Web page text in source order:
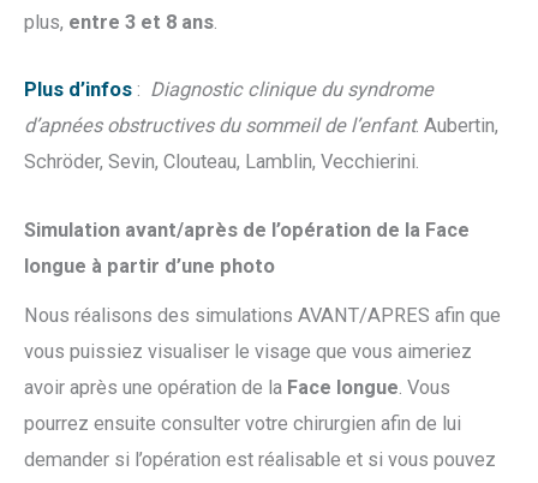
plus, entre 3 et 8 ans.
Plus d’infos : Diagnostic clinique du syndrome
d’apnées obstructives du sommeil de l’enfant. Aubertin,
Schröder, Sevin, Clouteau, Lamblin, Vecchierini.
Simulation avant/après de l’opération de la Face
longue à partir d’une photo
Nous réalisons des simulations AVANT/APRES afin que
vous puissiez visualiser le visage que vous aimeriez
avoir après une opération de la Face longue. Vous
pourrez ensuite consulter votre chirurgien afin de lui
demander si l’opération est réalisable et si vous pouvez